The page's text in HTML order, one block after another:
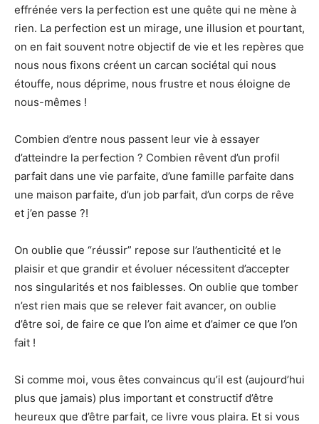
effrénée vers la perfection est une quête qui ne mène à
rien. La perfection est un mirage, une illusion et pourtant,
on en fait souvent notre objectif de vie et les repères que
nous nous fixons créent un carcan sociétal qui nous
étouffe, nous déprime, nous frustre et nous éloigne de
nous-mêmes !
Combien d’entre nous passent leur vie à essayer
d’atteindre la perfection ? Combien rêvent d’un profil
parfait dans une vie parfaite, d’une famille parfaite dans
une maison parfaite, d’un job parfait, d’un corps de rêve
et j’en passe ?!
On oublie que “réussir” repose sur l’authenticité et le
plaisir et que grandir et évoluer nécessitent d’accepter
nos singularités et nos faiblesses. On oublie que tomber
n’est rien mais que se relever fait avancer, on oublie
d’être soi, de faire ce que l’on aime et d’aimer ce que l’on
fait !
Si comme moi, vous êtes convaincus qu’il est (aujourd’hui
plus que jamais) plus important et constructif d’être
heureux que d’être parfait, ce livre vous plaira. Et si vous